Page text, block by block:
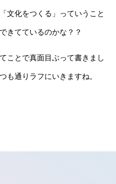
文化をつくる」っていうこと
きてているのかな？？
ことで真面目ぶって書きまし
も通りラフにいきますね。